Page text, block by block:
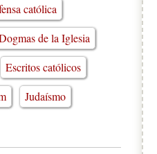
católica
de la Iglesia
Escritos católicos
Judaísmo